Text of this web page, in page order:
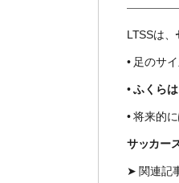
LTSSは、
• 足のサ
• ふくら
• 将来的
サッカー
➤ 関連記